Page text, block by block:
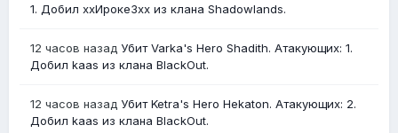
1. Добил ххИрокеЗхх из клана Shadowlands.
12 часов назад Убит Varka's Hero Shadith. Атакующих: 1.
Добил kaas из клана BlackOut.
12 часов назад Убит Ketra's Hero Hekaton. Атакующих: 2.
Добил kaas из клана BlackOut.